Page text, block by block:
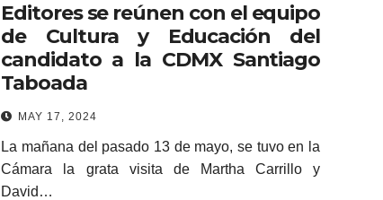
Editores se reúnen con el equipo
de Cultura y Educación del
candidato a la CDMX Santiago
Taboada
MAY 17, 2024
La mañana del pasado 13 de mayo, se tuvo en la
Cámara la grata visita de Martha Carrillo y
David…